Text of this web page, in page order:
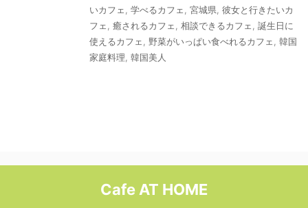
いカフェ
学べるカフェ 宮城県 彼女と行きたいカ
フェ
癒されるカフェ 相談できるカフェ
誕生日に
使えるカフェ
野菜がいっぱい食べれるカフェ
韓国
家庭料理 韓国美人
Cafe AT HOME